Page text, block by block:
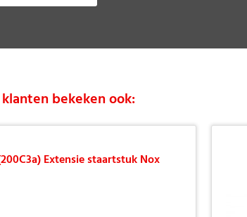
bekeken ook:
Extensie staartstuk Nox